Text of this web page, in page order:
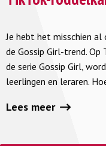
roddelkanalen
scholen
Je hebt het misschien
de Gossip Girl-trend. Op
de serie Gossip Girl,
leerlingen en leraren.
Lees meer